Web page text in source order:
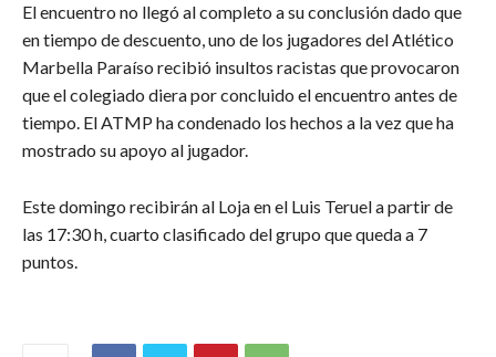
El encuentro no llegó al completo a su conclusión dado que
en tiempo de descuento, uno de los jugadores del Atlético
Marbella Paraíso recibió insultos racistas que provocaron
que el colegiado diera por concluido el encuentro antes de
tiempo. El ATMP ha condenado los hechos a la vez que ha
mostrado su apoyo al jugador.
Este domingo recibirán al Loja en el Luis Teruel a partir de
las 17:30 h, cuarto clasificado del grupo que queda a 7
puntos.